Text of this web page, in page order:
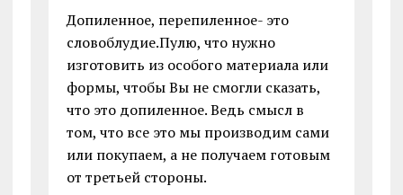
Допиленное, перепиленное- это
словоблудие.Пулю, что нужно
изготовить из особого материала или
формы, чтобы Вы не смогли сказать,
что это допиленное. Ведь смысл в
том, что все это мы производим сами
или покупаем, а не получаем готовым
от третьей стороны.